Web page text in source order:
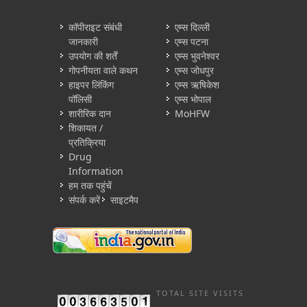
कॉपीराइट संबंधी
जानकारी
उपयोग की शर्तें
गोपनीयता वाले कथन
हाइपर लिंकिंग
पॉलिसी
शारीरिक दान
शिकायत /
प्रतिक्रिया
Drug
Information
हम तक पहुंचें
संपर्क करें
साइटमैप
एम्स दिल्ली
एम्स पटना
एम्स भुवनेश्वर
एम्स जोधपुर
एम्स ऋषिकेश
एम्स भोपाल
MoHFW
TOTAL SITE VISITS